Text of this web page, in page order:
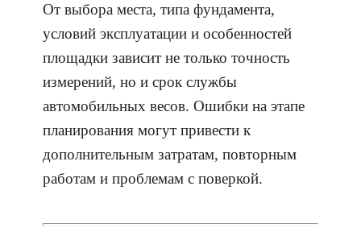
От выбора места, типа фундамента,
условий эксплуатации и особенностей
площадки зависит не только точность
измерений, но и срок службы
автомобильных весов. Ошибки на этапе
планирования могут привести к
дополнительным затратам, повторным
работам и проблемам с поверкой.